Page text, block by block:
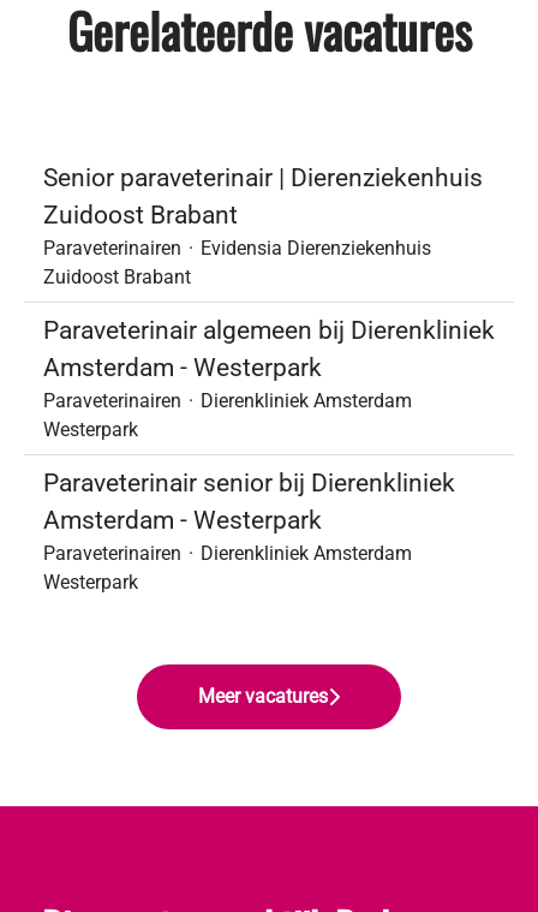
Gerelateerde vacatures
Senior paraveterinair | Dierenziekenhuis
Zuidoost Brabant
Paraveterinairen · Evidensia Dierenziekenhuis
Zuidoost Brabant
Paraveterinair algemeen bij Dierenkliniek
Amsterdam - Westerpark
Paraveterinairen · Dierenkliniek Amsterdam
Westerpark
Paraveterinair senior bij Dierenkliniek
Amsterdam - Westerpark
Paraveterinairen · Dierenkliniek Amsterdam
Westerpark
Meer vacatures